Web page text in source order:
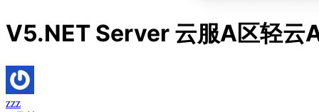
V5.NET Server 云服A区轻云
zzz